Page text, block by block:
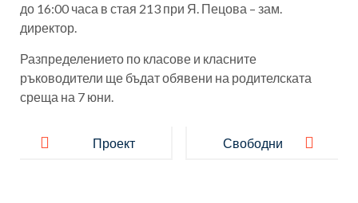
до 16:00 часа в стая 213 при Я. Пецова – зам.
директор.
Разпределението по класове и класните
ръководители ще бъдат обявени на родителската
среща на 7 юни.
navigation
Проект
Свободни